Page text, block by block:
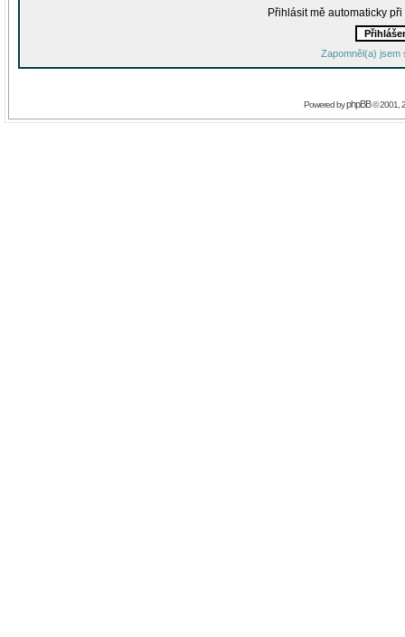
Přihlásit mě automaticky
Zapomněl(a) jsem
Powered byphpBB© 2001,